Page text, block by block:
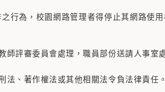
行為，校園網路管理者得停止其網路使
審委員會處理，職員部份送請人事室處
著作權法或其他相關法令負法律責任。